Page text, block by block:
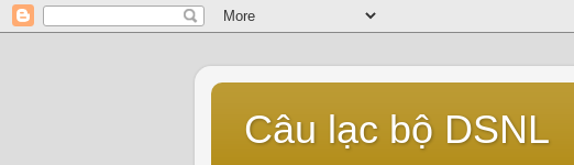
Câu lạc bộ DSNL